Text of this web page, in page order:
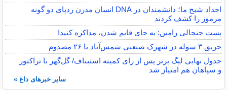
اجداد شبح ما؛ دانشمندان در DNA انسان مدرن ردپای دو گونه
مرموز را کشف کردند
پست جنجالی رامین: به جای قایم شدن، مذاکره کنید!
حریق ۳ سوله در شهرک صنعتی شمس‌آباد با ۲۶ مصدوم
جدول نهایی لیگ برتر پس از رای کمیته استیناف/ گل‌گهر با تراکتور
و سپاهان هم امتیاز شد
سایر خبرهای داغ »